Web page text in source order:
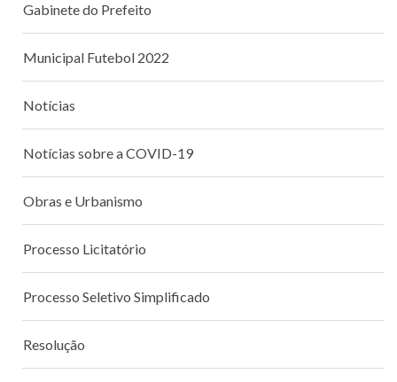
Gabinete do Prefeito
Municipal Futebol 2022
Notícias
Notícias sobre a COVID-19
Obras e Urbanismo
Processo Licitatório
Processo Seletivo Simplificado
Resolução